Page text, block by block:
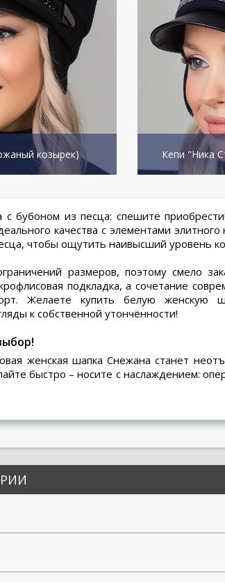
козырек) Кепи "Ника
с бубоном из песца: спешите
качества с элементами элитного
, чтобы ощутить наивысший уровень
размеров, поэтому смело
подкладка, а сочетание
Желаете купить белую женскую
к собственной утончённости!
женская шапка Снежана станет
быстро – носите с наслаждением: